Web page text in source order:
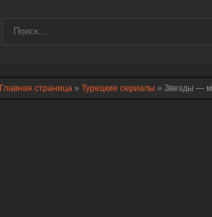
Главная страница » Турецкие сериалы » Звезды —